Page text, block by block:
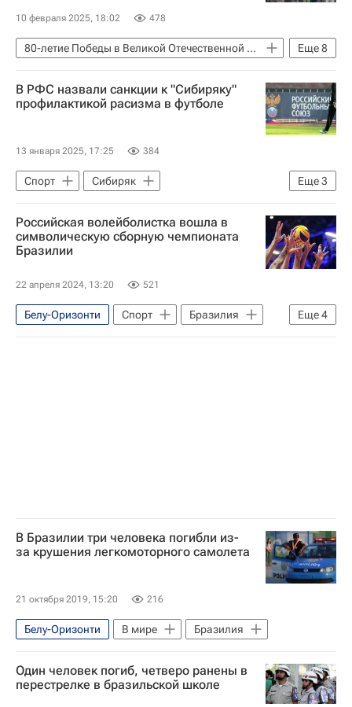
10 февраля 2025, 18:02 478
Еще8
80-летие Победы в Великой Отечественной войне
Россия
Бразилия
Сан-Паулу (город)
Алексей Лабецкий
Рио-де-Жанейро (город)
В РФС назвали санкции к "Сибиряку"
профилактикой расизма в футболе
13 января 2025, 17:25 384
Еще3
Спорт
Сибиряк
Российский футбольный союз (РФС)
Артур Григорьянц
Футбол
Российская волейболистка вошла в
символическую сборную чемпионата
Бразилии
22 апреля 2024, 13:20 521
Еще4
Белу-Оризонти Спорт
Бразилия
Россия
Динамо Москва
Луч
В Бразилии три человека погибли из-
за крушения легкомоторного самолета
21 октября 2019, 15:20 216
Белу-Оризонти В мире Бразилия
Один человек погиб, четверо ранены в
перестрелке в бразильской школе